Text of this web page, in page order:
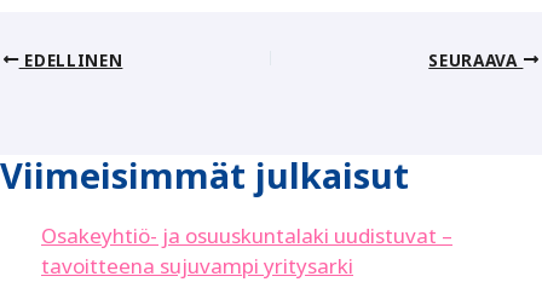
EDELLINEN SEURAAVA
Viimeisimmät julkaisut
Osakeyhtiö- ja osuuskuntalaki uudistuvat –
tavoitteena sujuvampi yritysarki